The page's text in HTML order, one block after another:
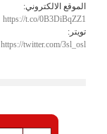
الموقع الالكتروني:
https://t.co/0B3DiBqZZ1
تويتر:
https://twitter.com/3sl_osl